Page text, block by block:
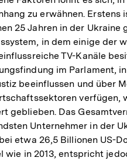
zu erwähnen. Erstens
25 Jahren in der Ukraine
in dem einige der
TV-Kanäle
im Parlament,
beeinflussen und über
verfügen,
geblieben. Das
Unternehmer in der
etwa 26,5 Billionen US-
wie in 2013, entspricht